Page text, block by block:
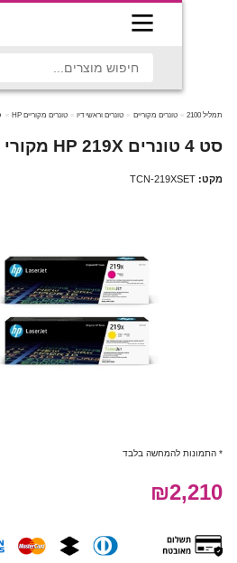
טונרים מקוריים טונרים וראשי דיו טונרים מקוריים HP סט 4 טונרים HP 219X מקורי
TCN-
להמחשה בלבד